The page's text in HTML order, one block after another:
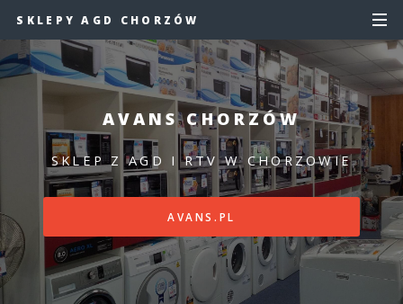
SKLEPY AGD CHORZÓW
AVANS CHORZÓW
SKLEP Z AGD I RTV W CHORZOWIE
AVANS.PL